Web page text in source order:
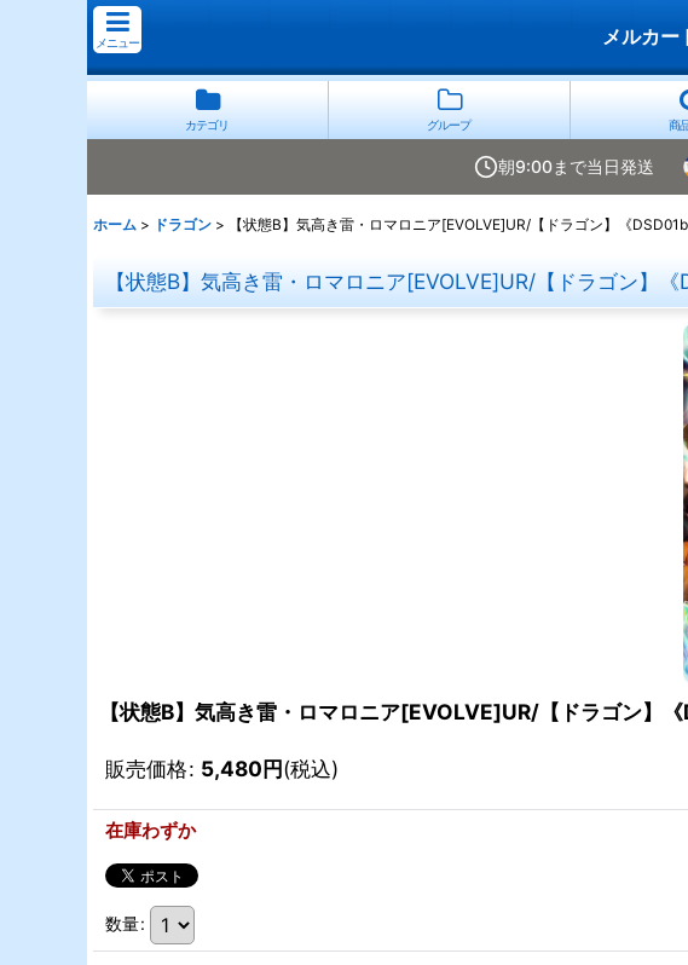
メニュー メルカー
カテゴリ グループ 商
朝9:00まで当日発送
ホーム > ドラゴン > 【状態B】気高き雷・ロマロニア[EVOLVE]UR/【ドラゴン】《
【状態B】気高き雷・ロマロニア[EVOLVE]UR/【ドラゴン】《
【状態B】気高き雷・ロマロニア[EVOLVE]UR/【ドラゴン】
販売価格: 5,480円(税込)
在庫わずか
数量: